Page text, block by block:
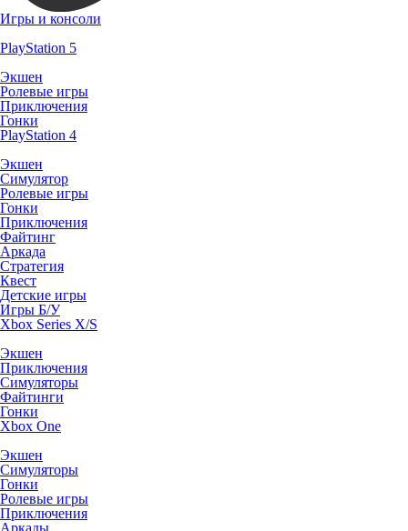
Игры и консоли
PlayStation 5
Экшен
Ролевые игры
Приключения
Гонки
PlayStation 4
Экшен
Симулятор
Ролевые игры
Гонки
Приключения
Файтинг
Аркада
Стратегия
Квест
Детские игры
Игры Б/У
Xbox Series X/S
Экшен
Приключения
Симуляторы
Файтинги
Гонки
Xbox One
Экшен
Симуляторы
Гонки
Ролевые игры
Приключения
Аркады